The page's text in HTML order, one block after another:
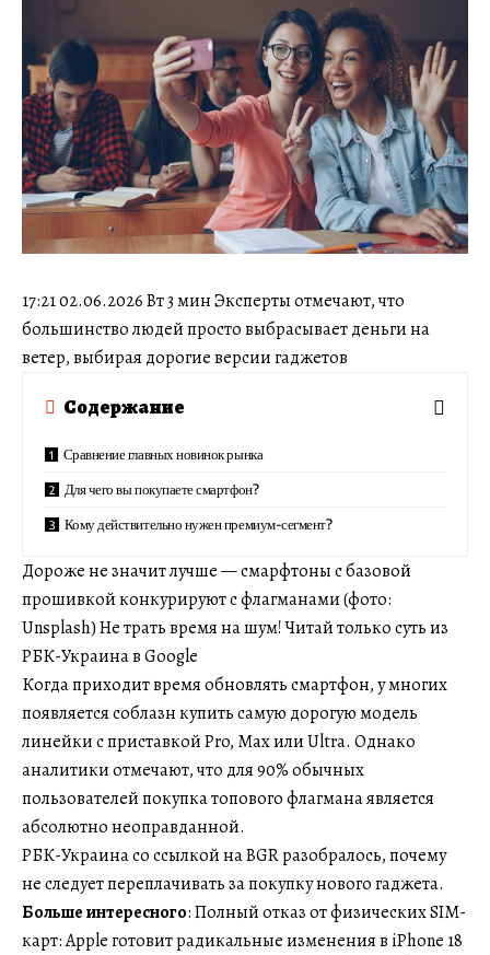
17:21 02.06.2026 Вт 3 мин Эксперты отмечают, что
большинство людей просто выбрасывает деньги на
ветер, выбирая дорогие версии гаджетов
Содержание
Сравнение главных новинок рынка
Для чего вы покупаете смартфон?
Кому действительно нужен премиум-сегмент?
Дороже не значит лучше — смарфтоны с базовой
прошивкой конкурируют с флагманами (фото:
Unsplash) Не трать время на шум! Читай только суть из
РБК-Украина в Google
Когда приходит время обновлять смартфон, у многих
появляется соблазн купить самую дорогую модель
линейки с приставкой Pro, Max или Ultra. Однако
аналитики отмечают, что для 90% обычных
пользователей покупка топового флагмана является
абсолютно неоправданной.
РБК-Украина со ссылкой на BGR разобралось, почему
не следует переплачивать за покупку нового гаджета.
Больше интересного: Полный отказ от физических SIM-
карт: Apple готовит радикальные изменения в iPhone 18